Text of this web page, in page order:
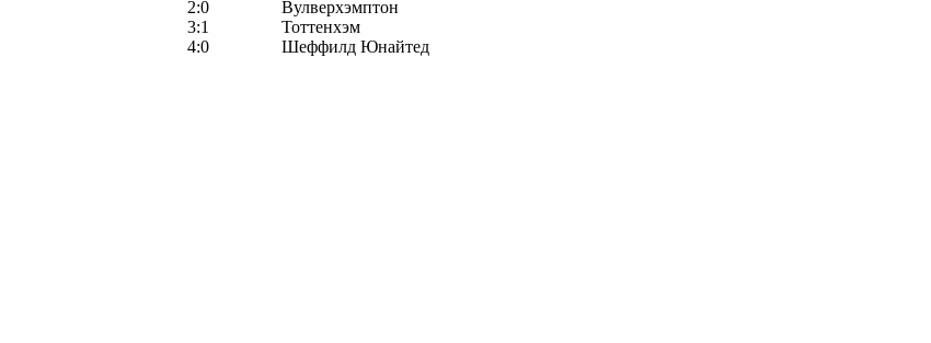
2:0
Вулверхэмптон
3:1
Тоттенхэм
4:0
Шеффилд Юнайтед